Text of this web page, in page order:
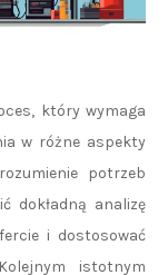
który wymaga
w różne aspekty
potrzeb
dokładną analizę
i dostosować
istotnym